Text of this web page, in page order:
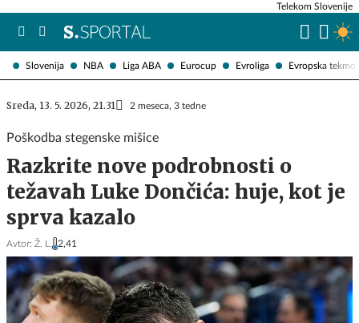
Slovenija NBA Liga ABA Eurocup Evroliga Evropska
Telekom Slovenije
Sreda, 13. 5. 2026, 21.31 2 meseca, 3 tedne
Poškodba stegenske mišice
Razkrite nove podrobnosti o
težavah Luke Dončića: huje, kot je
sprva kazalo
Avtor: Ž. L. 2,41